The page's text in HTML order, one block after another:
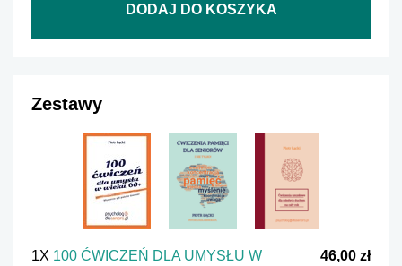
DODAJ DO KOSZYKA
Zestawy
1X 100 ĆWICZEŃ DLA UMYSŁU W
46,00 zł